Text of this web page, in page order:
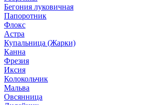
Бегония луковичная
Папоротник
Флокс
Астра
Купальница (Жарки)
Канна
Фрезия
Иксия
Колокольчик
Мальва
Овсянница